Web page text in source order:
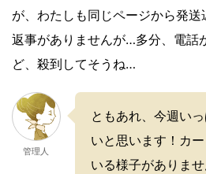
が、わたしも同じページから発
返事がありませんが…多分、電話
ど、殺到してそうね…
管理人
ともあれ、今週い
いと思います！カ
いる様子がありま